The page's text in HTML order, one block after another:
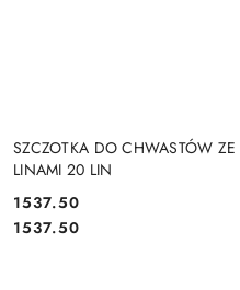
SZCZOTKA DO CHWASTÓW
LINAMI 20 LIN
Cena:
1537.50
Cena:
1537.50